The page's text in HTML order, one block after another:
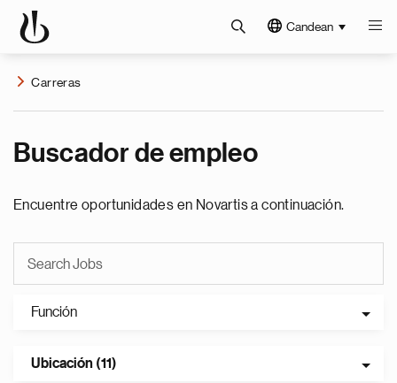
Candean
Carreras
Buscador de empleo
Encuentre oportunidades en Novartis a continuación.
Función
Ubicación (11)